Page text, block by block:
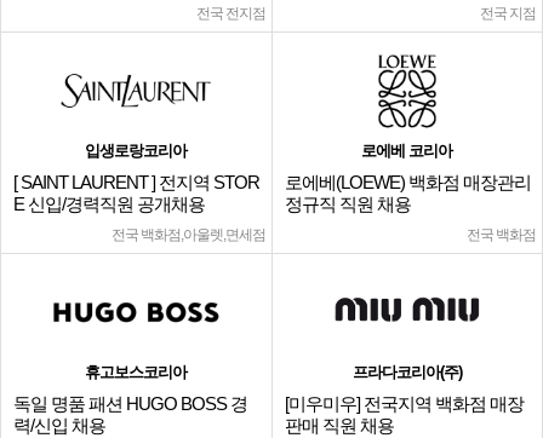
전국 전지점 전국 지점
입생로랑코리아
[ SAINT LAURENT ] 전지역 STOR
E 신입/경력직원 공개채용
전국 백화점,아울렛,면세점
로에베 코리아
로에베(LOEWE) 백화점 매장관리
정규직 직원 채용
전국 백화점
휴고보스코리아
독일 명품 패션 HUGO BOSS 경
력/신입 채용
프라다코리아(주)
[미우미우] 전국지역 백화점 매장
판매 직원 채용